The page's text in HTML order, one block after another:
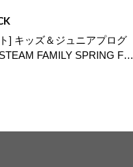
] キッズ＆ジュニアプログ
FAMILY SPRING F…